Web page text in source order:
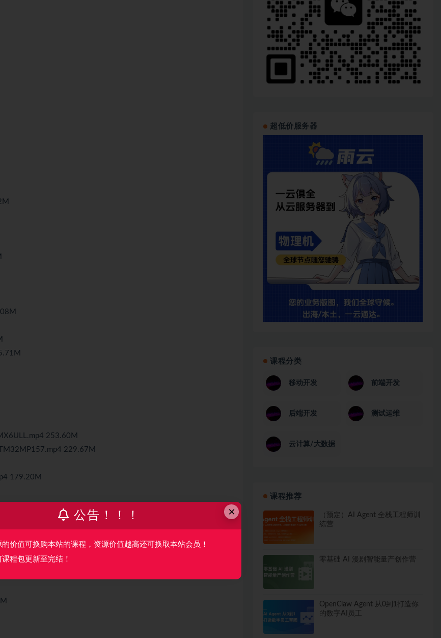
253.60M
229.67M
179.20M
超低价服务器
课程分类
移动开发 前端开发
后端开发 测试运维
云计算/大数据
课程推荐
（预定）AI Agent 全栈工程师训
练营
零基础 AI 漫剧智能量产创作营
OpenClaw Agent 从0到1打造你
的数字AI员工
×
公告！！！
价值可换购本站的课程，资源价值越高还可换取本站会员！
程包更新至完结！